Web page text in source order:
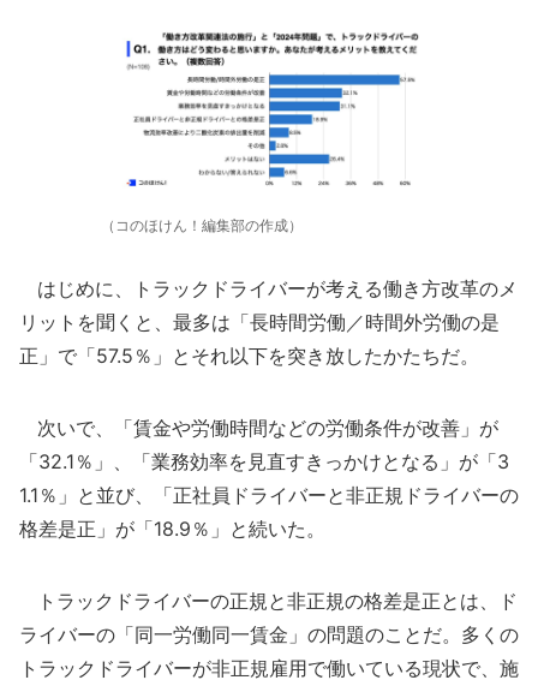
（コのほけん！編集部の作成）
はじめに、トラックドライバーが考える働き方改革のメ
リットを聞くと、最多は「長時間労働／時間外労働の是
正」で「57.5％」とそれ以下を突き放したかたちだ。
次いで、「賃金や労働時間などの労働条件が改善」が
「32.1％」、「業務効率を見直すきっかけとなる」が「3
1.1％」と並び、「正社員ドライバーと非正規ドライバーの
格差是正」が「18.9％」と続いた。
トラックドライバーの正規と非正規の格差是正とは、ド
ライバーの「同一労働同一賃金」の問題のことだ。多くの
トラックドライバーが非正規雇用で働いている現状で、施